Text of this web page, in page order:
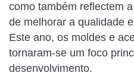
como também reflectem
de melhorar a qualidade
Este ano, os moldes e
tornaram-se um foco
desenvolvimento.